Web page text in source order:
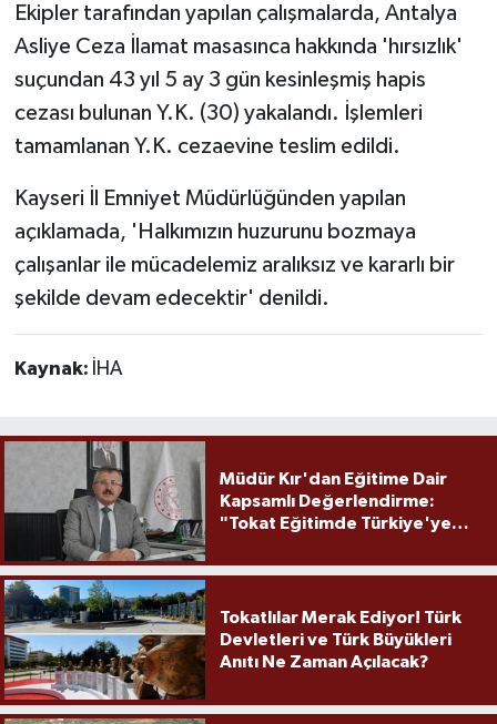
Ekipler tarafından yapılan çalışmalarda, Antalya
Asliye Ceza İlamat masasınca hakkında 'hırsızlık'
suçundan 43 yıl 5 ay 3 gün kesinleşmiş hapis
cezası bulunan Y.K. (30) yakalandı. İşlemleri
tamamlanan Y.K. cezaevine teslim edildi.
Kayseri İl Emniyet Müdürlüğünden yapılan
açıklamada, 'Halkımızın huzurunu bozmaya
çalışanlar ile mücadelemiz aralıksız ve kararlı bir
şekilde devam edecektir' denildi.
Kaynak: İHA
Müdür Kır'dan Eğitime Dair
Kapsamlı Değerlendirme:
"Tokat Eğitimde Türkiye'ye
Tokatlılar Merak Ediyor! Türk
Devletleri ve Türk Büyükleri
Anıtı Ne Zaman Açılacak?